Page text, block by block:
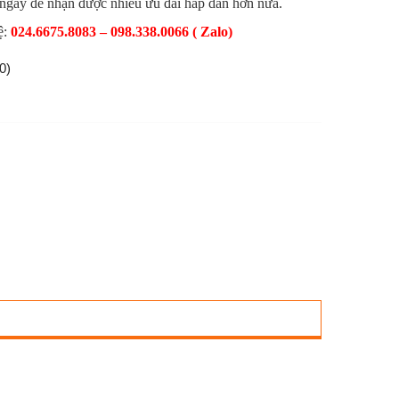
024.6675.8083 – 098.338.0066 ( Zalo)